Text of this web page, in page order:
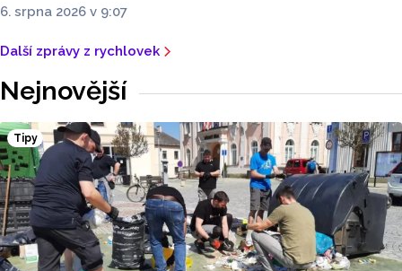
6. srpna 2026 v 9:07
Další zprávy z rychlovek
Nejnovější
Tipy